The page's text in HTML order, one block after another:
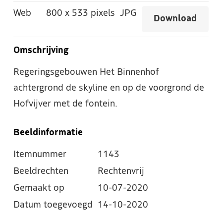
Web 800 x 533 pixels JPG
Download
Omschrijving
Regeringsgebouwen Het Binnenhof
achtergrond de skyline en op de voorgrond de
Hofvijver met de fontein.
Beeldinformatie
Itemnummer
1143
Beeldrechten
Rechtenvrij
Gemaakt op
10-07-2020
Datum toegevoegd
14-10-2020